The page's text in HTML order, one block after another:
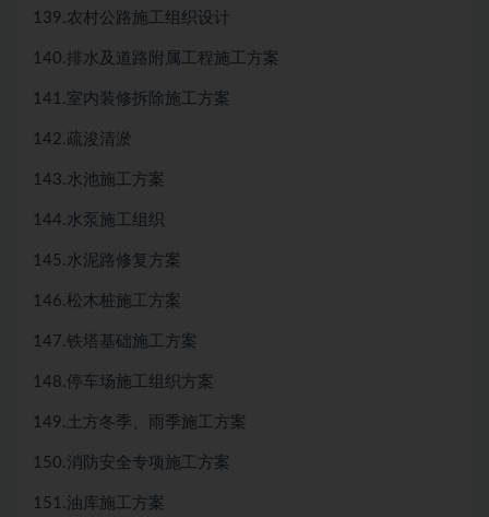
139.农村公路施工组织设计
140.排水及道路附属工程施工方案
141.室内装修拆除施工方案
142.疏浚清淤
143.水池施工方案
144.水泵施工组织
145.水泥路修复方案
146.松木桩施工方案
147.铁塔基础施工方案
148.停车场施工组织方案
149.土方冬季、雨季施工方案
150.消防安全专项施工方案
151.油库施工方案